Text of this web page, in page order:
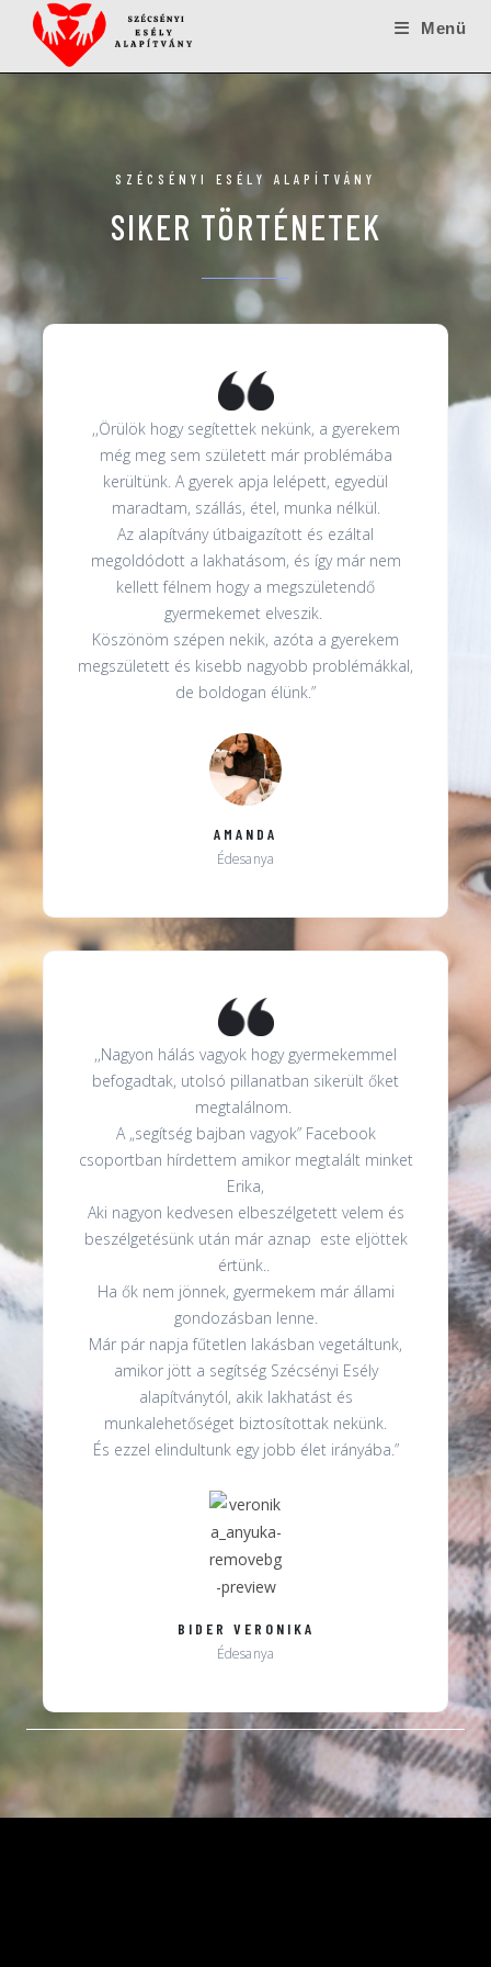
Menü
SZÉCSÉNYI ESÉLY ALAPÍTVÁNY
SIKER TÖRTÉNETEK
,,Örülök hogy segítettek nekünk, a gyerekem
még meg sem született már problémába
kerültünk. A gyerek apja lelépett, egyedül
maradtam, szállás, étel, munka nélkül.
Az alapítvány útbaigazított és ezáltal
megoldódott a lakhatásom, és így már nem
kellett félnem hogy a megszületendő
gyermekemet elveszik.
Köszönöm szépen nekik, azóta a gyerekem
megszületett és kisebb nagyobb problémákkal,
de boldogan élünk.”
AMANDA
Édesanya
,,Nagyon hálás vagyok hogy gyermekemmel
befogadtak, utolsó pillanatban sikerült őket
megtalálnom.
A „segítség bajban vagyok” Facebook
csoportban hírdettem amikor megtalált minket
Erika,
Aki nagyon kedvesen elbeszélgetett velem és
beszélgetésünk után már aznap este eljöttek
értünk..
Ha ők nem jönnek, gyermekem már állami
gondozásban lenne.
Már pár napja fűtetlen lakásban vegetáltunk,
amikor jött a segítség Szécsényi Esély
alapítványtól, akik lakhatást és
munkalehetőséget biztosítottak nekünk.
És ezzel elindultunk egy jobb élet irányába.”
BIDER VERONIKA
Édesanya